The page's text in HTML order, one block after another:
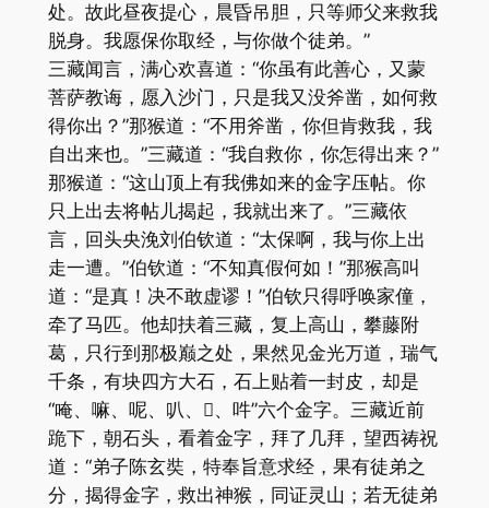
处。故此昼夜提心，晨昏吊胆，只等师父来救我
脱身。我愿保你取经，与你做个徒弟。”
三藏闻言，满心欢喜道：“你虽有此善心，又蒙
菩萨教诲，愿入沙门，只是我又没斧凿，如何救
得你出？”那猴道：“不用斧凿，你但肯救我，我
自出来也。”三藏道：“我自救你，你怎得出来？”
那猴道：“这山顶上有我佛如来的金字压帖。你
只上出去将帖儿揭起，我就出来了。”三藏依
言，回头央浼刘伯钦道：“太保啊，我与你上出
走一遭。”伯钦道：“不知真假何如！”那猴高叫
道：“是真！决不敢虚谬！”伯钦只得呼唤家僮，
牵了马匹。他却扶着三藏，复上高山，攀藤附
葛，只行到那极巅之处，果然见金光万道，瑞气
千条，有块四方大石，石上贴着一封皮，却是
“唵、嘛、呢、叭、、吽”六个金字。三藏近前
跪下，朝石头，看着金字，拜了几拜，望西祷祝
道：“弟子陈玄奘，特奉旨意求经，果有徒弟之
分，揭得金字，救出神猴，同证灵山；若无徒弟